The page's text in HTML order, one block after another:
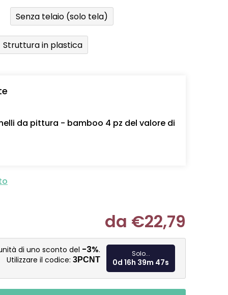
Senza telaio (solo tela)
Struttura in plastica
da pittura - bamboo 4 pz del valore di
da €22,79
Misura
di uno sconto del -3%.
Utilizzare il codice: 3PCNT
Solo...
0d 16h 39m 46s